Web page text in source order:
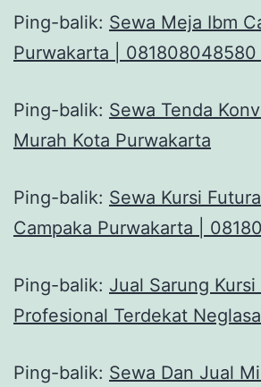
Ping-balik: Sewa Meja Ibm
Purwakarta | 081808048580
Ping-balik: Sewa Tenda
Murah Kota Purwakarta
Ping-balik: Sewa Kursi
Campaka Purwakarta |
Ping-balik: Jual Sarung Kursi
Profesional Terdekat
Ping-balik: Sewa Dan Jual